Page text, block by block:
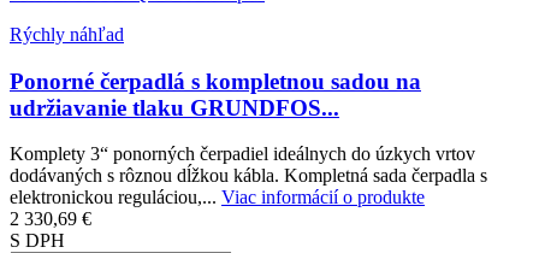
Rýchly náhľad
Ponorné čerpadlá s kompletnou sadou na
udržiavanie tlaku GRUNDFOS...
Komplety 3“ ponorných čerpadiel ideálnych do úzkych vrtov
dodávaných s rôznou dĺžkou kábla. Kompletná sada čerpadla s
elektronickou reguláciou,... Viac informácií o produkte
2 330,69 €
S DPH